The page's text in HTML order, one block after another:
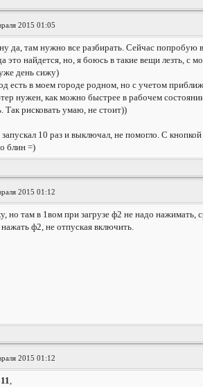
2015 01:05
да, там нужно все разбирать. Сейчас попробую
это найдется, но, я боюсь в такие вещи лезть, с
день сижу)
есть в моем городе родном, но с учетом
нужен, как можно быстрее в рабочем
Так рисковать умаю, не стоит))
10 раз и выключал, не помогло. С
блин =)
2015 01:12
но там в 1вом при загрузе ф2 не надо нажимать,
ф2, не отпуская включить.
2015 01:12
,